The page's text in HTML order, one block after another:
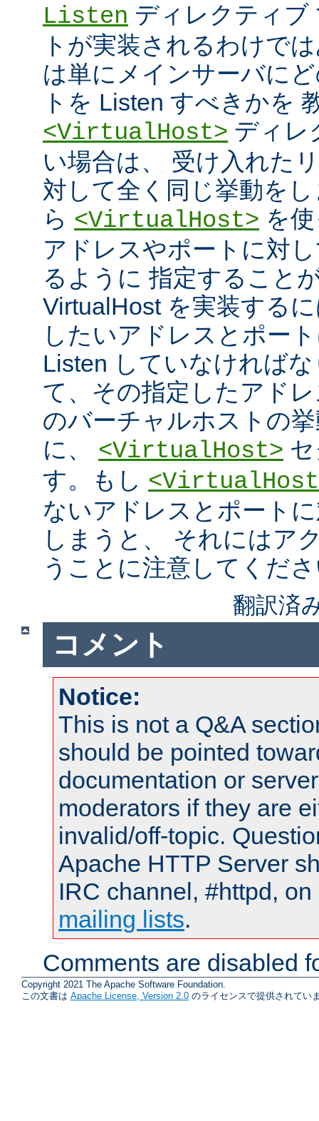
Listen ディレクティブ
トが実装されるわけで
は単にメインサーバに
トを Listen すべきかを
<VirtualHost> ディレ
い場合は、 受け入れた
対して全く同じ挙動を
ら <VirtualHost> を
アドレスやポートに対
るように 指定すること
VirtualHost を実装する
したいアドレスとポー
Listen していなければ
て、その指定したアド
のバーチャルホストの
に、 <VirtualHost>
す。もし
ないアドレスとポート
しまうと、 それにはア
うことに注意してくだ
翻訳済
コメント
Notice:
This is not a Q&A
should be pointed
documentation or
moderators if they are
invalid/off-topic.
Apache HTTP Server
IRC channel, #httpd,
mailing lists.
Comments are disabled
Copyright 2021 The Apache Software Foundation.
この文書は Apache License, Version 2.0 のライセンスで提供されてい